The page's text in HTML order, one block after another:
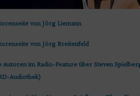
von Jörg Liemann
von Jörg Breitenfeld
Autoren im Radio-Feature über Steven
Audiothek)